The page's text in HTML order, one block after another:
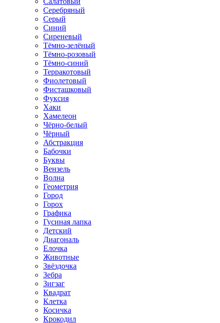
Серебряный
Серый
Синий
Сиреневый
Тёмно-зелёный
Тёмно-розовый
Тёмно-синий
Терракотовый
Фиолетовый
Фисташковый
Фуксия
Хаки
Хамелеон
Чёрно-белый
Чёрный
Абстракция
Бабочки
Буквы
Вензель
Волна
Геометрия
Город
Горох
Графика
Гусиная лапка
Детский
Диагональ
Елочка
Животные
Звёздочка
Зебра
Зигзаг
Квадрат
Клетка
Косичка
Крокодил